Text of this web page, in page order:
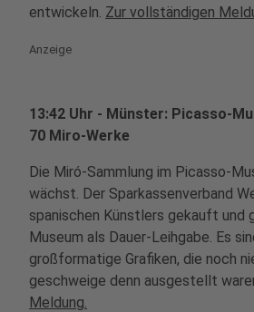
entwickeln. Zur vollständigen
Anzeige
13:42 Uhr - Münster: Picasso-
70 Miro-Werke
Die Miró-Sammlung im Picasso-
wächst. Der Sparkassenverband
spanischen Künstlers gekauft und
Museum als Dauer-Leihgabe. Es
großformatige Grafiken, die noch
geschweige denn ausgestellt
Meldung.